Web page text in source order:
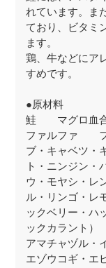
れています。ま
ており、ビタミ
ます。
鶏、牛などにア
すめです。
●原材料
鮭 マグロ
ファルファ
ブ・キャベツ・
ト・ニンジン・
ウ・モヤシ・
ル・リンゴ・レ
ックベリー・ハ
ックカラント
アマチャヅル・
エゾウコギ・エ